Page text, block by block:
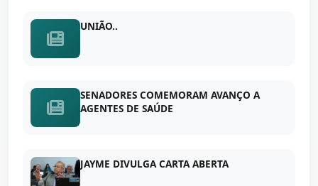
UNIÃO..
SENADORES COMEMORAM AVANÇO A
AGENTES DE SAÚDE
JAYME DIVULGA CARTA ABERTA